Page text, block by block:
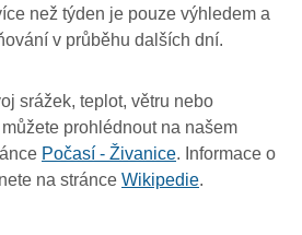
než týden je pouze výhledem a
v průběhu dalších dní.
srážek, teplot, větru nebo
prohlédnout na našem
Počasí - Živanice. Informace o
na stránce Wikipedie.